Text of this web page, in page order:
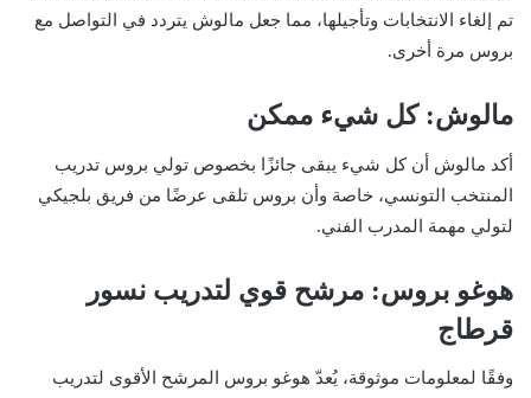
تم إلغاء الانتخابات وتأجيلها، مما جعل مالوش يتردد في التواصل مع
بروس مرة أخرى.
مالوش: كل شيء ممكن
أكد مالوش أن كل شيء يبقى جائزًا بخصوص تولي بروس تدريب
المنتخب التونسي، خاصة وأن بروس تلقى عرضًا من فريق بلجيكي
لتولي مهمة المدرب الفني.
هوغو بروس: مرشح قوي لتدريب نسور
قرطاج
وفقًا لمعلومات موثوقة، يُعدّ هوغو بروس المرشح الأقوى لتدريب